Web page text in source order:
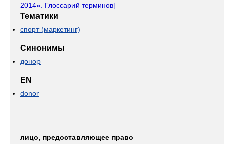
2014». Глоссарий терминов]
Тематики
спорт (маркетинг)
Синонимы
донор
EN
donor
лицо, предоставляющее право